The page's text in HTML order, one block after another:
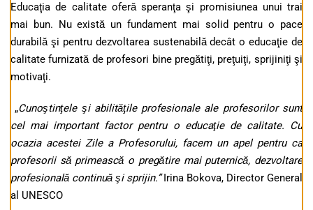
Educaţia de calitate oferă speranţa şi promisiunea unui trai
mai bun. Nu există un fundament mai solid pentru o pace
durabilă şi pentru dezvoltarea sustenabilă decât o educaţie de
calitate furnizată de profesori bine pregătiţi, preţuiţi, sprijiniţi şi
motivaţi.
„Cunoştinţele şi abilităţile profesionale ale profesorilor sunt
cel mai important factor pentru o educaţie de calitate. Cu
ocazia acestei Zile a Profesorului, facem un apel pentru ca
profesorii să primească o pregătire mai puternică, dezvoltare
profesională continuă şi sprijin.”Irina Bokova, Director General
al UNESCO